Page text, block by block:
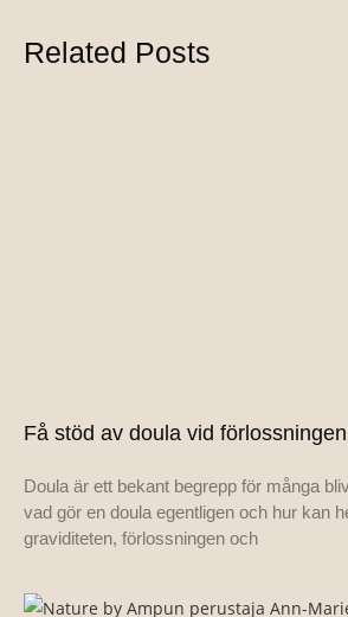
Related Posts
Få stöd av doula vid förlossningen
Doula är ett bekant begrepp för många
vad gör en doula egentligen och hur kan
graviditeten, förlossningen och